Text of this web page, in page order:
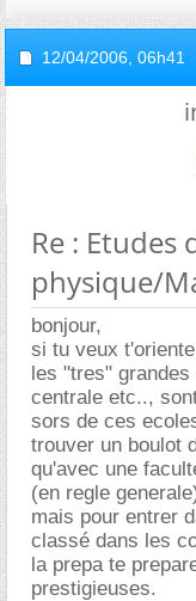
12/04/2006, 06h41
Re : Etudes
physique/
bonjour,
si tu veux
les "tres"
centrale etc..,
sors de ces
trouver un boulot
qu'avec une
(en regle
mais pour entrer
classé dans les
la prepa te
prestigieuses.